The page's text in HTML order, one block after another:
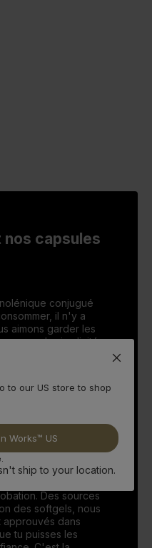
nos capsules
conjugué
il n'y a
aimons garder les
que la simplicité
L'ALC n'est
l'organisme et
de viande et de
fasse un
de noter que
à des tests
Des sources
des softgels, nous
approuvés dans
tu puisses les
to our US store to shop
Works™ US
ship to your location.